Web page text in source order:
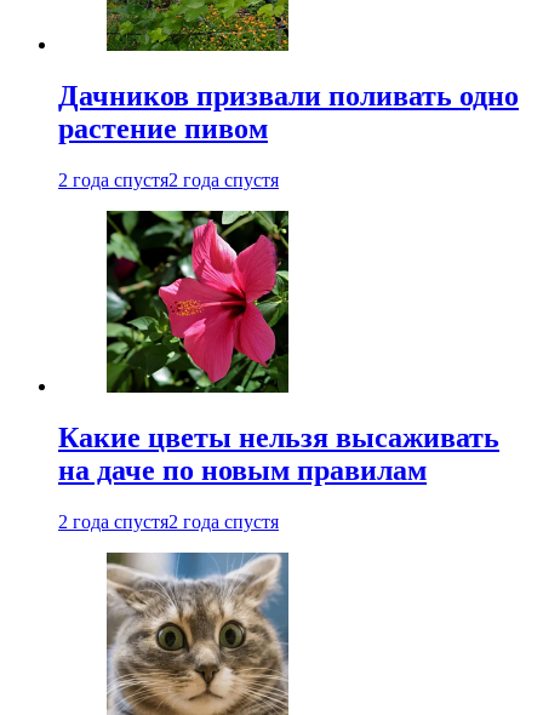
Дачников призвали поливать одно
растение пивом
2 года спустя2 года спустя
Какие цветы нельзя высаживать
на даче по новым правилам
2 года спустя2 года спустя